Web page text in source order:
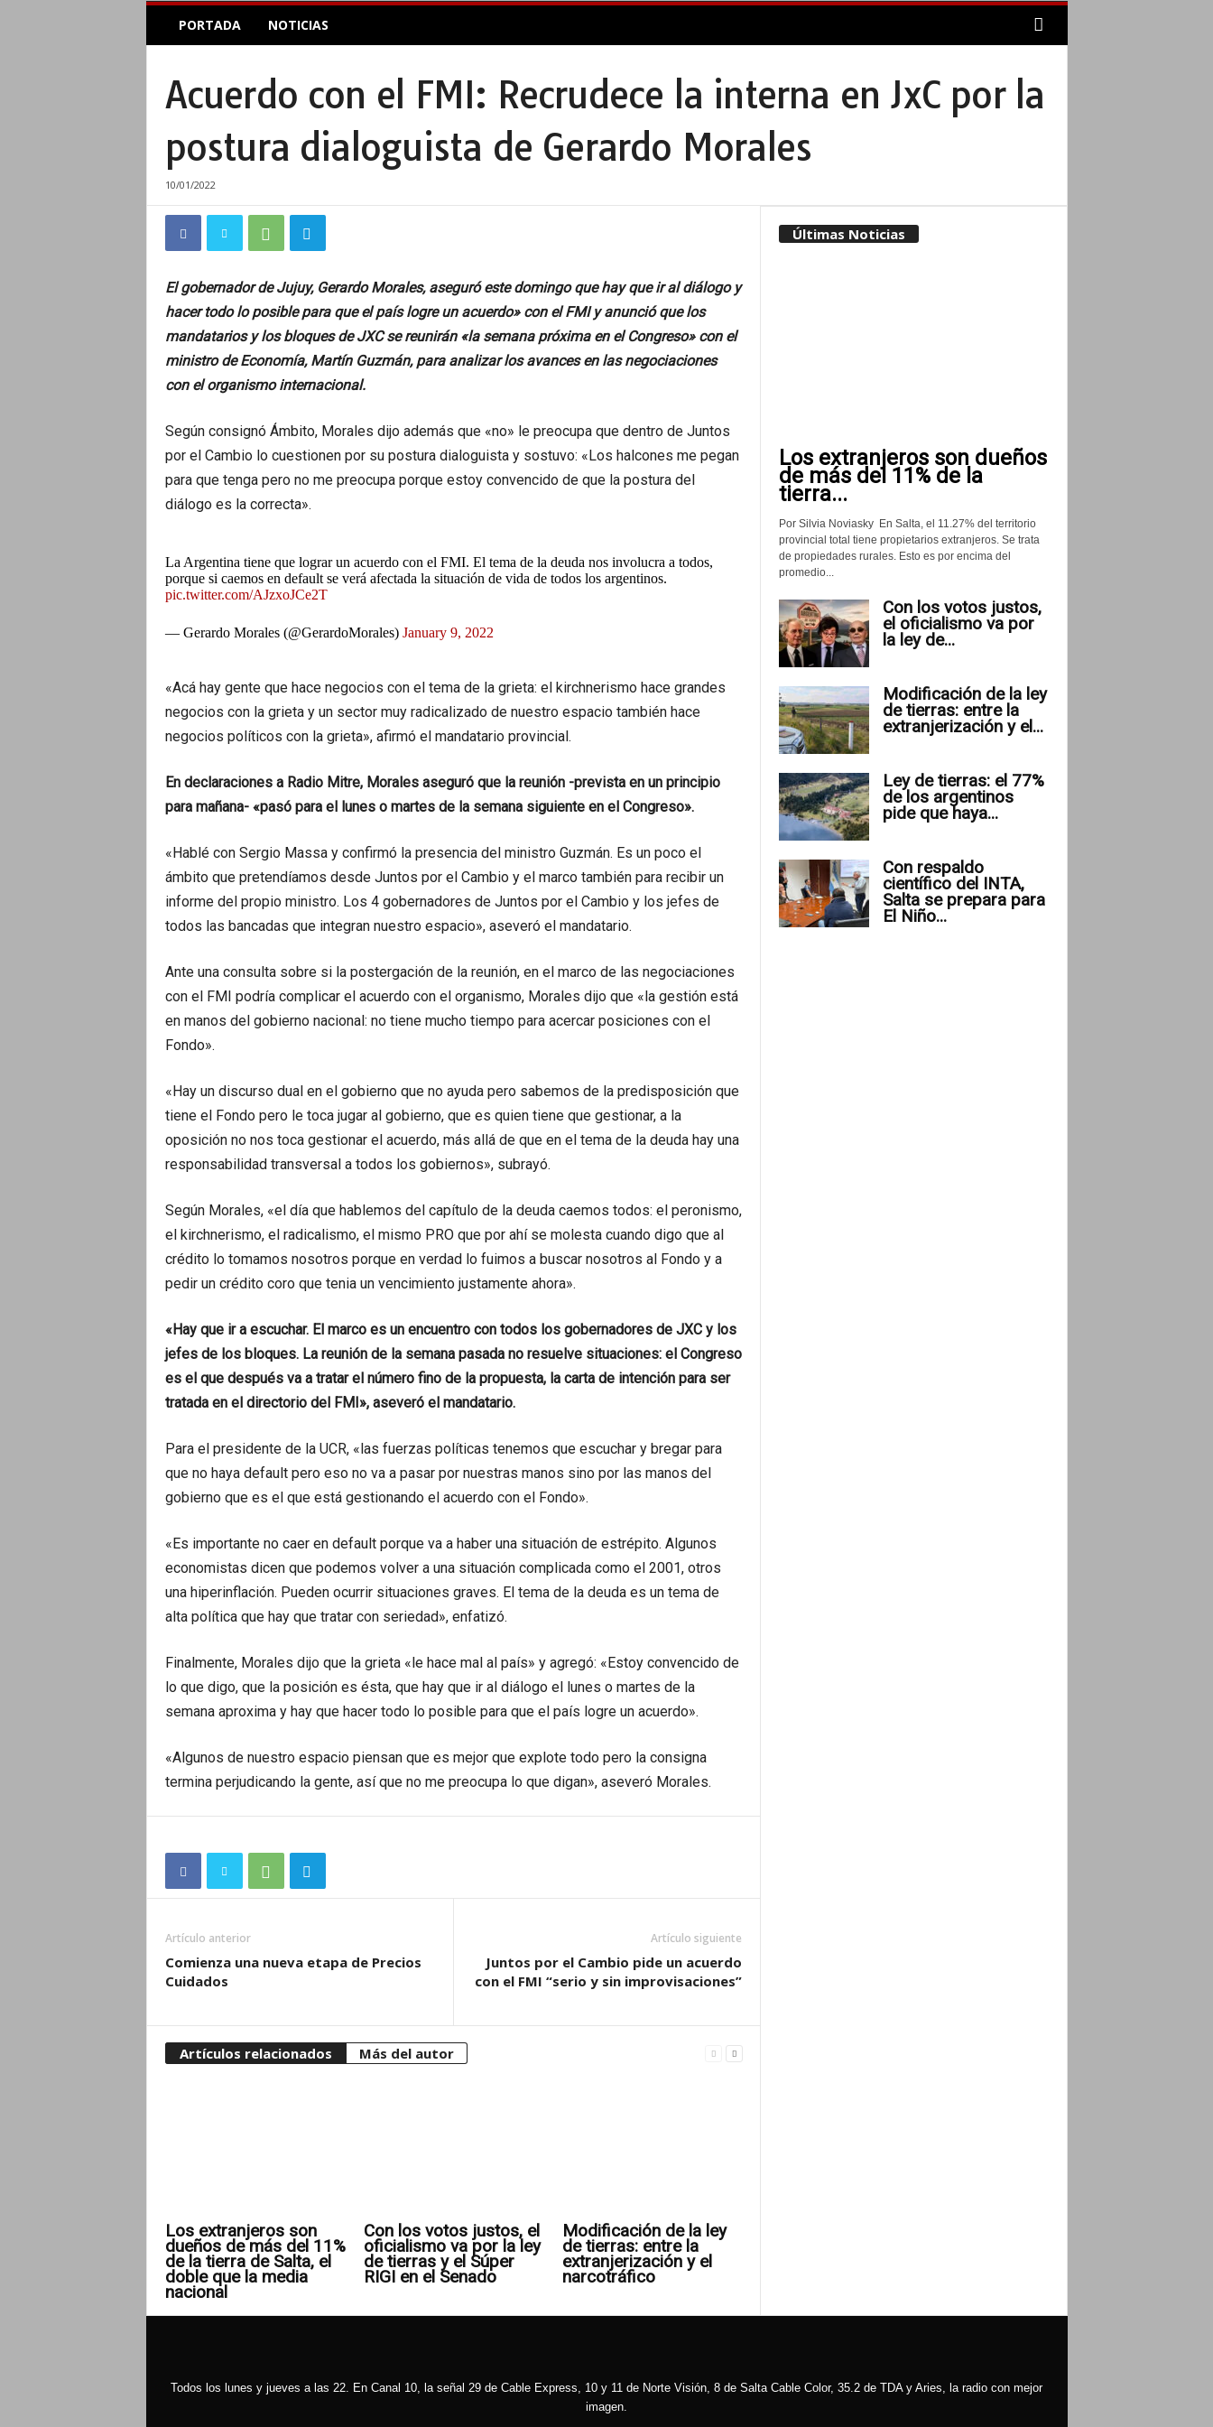
E
A
PORTADA NOTICIAS
Acuerdo con el FMI: Recrudece la interna en JxC por la
postura dialoguista de Gerardo Morales
10/01/2022
El gobernador de Jujuy, Gerardo Morales, aseguró este domingo que hay que ir al diálogo y
hacer todo lo posible para que el país logre un acuerdo» con el FMI y anunció que los
mandatarios y los bloques de JXC se reunirán «la semana próxima en el Congreso» con el
ministro de Economía, Martín Guzmán, para analizar los avances en las negociaciones
con el organismo internacional.
Según consignó Ámbito, Morales dijo además que «no» le preocupa que dentro de Juntos
por el Cambio lo cuestionen por su postura dialoguista y sostuvo: «Los halcones me pegan
para que tenga pero no me preocupa porque estoy convencido de que la postura del
diálogo es la correcta».
La Argentina tiene que lograr un acuerdo con el FMI. El tema de la deuda nos involucra a todos,
porque si caemos en default se verá afectada la situación de vida de todos los argentinos.
pic.twitter.com/AJzxoJCe2T
— Gerardo Morales (@GerardoMorales) January 9, 2022
«Acá hay gente que hace negocios con el tema de la grieta: el kirchnerismo hace grandes
negocios con la grieta y un sector muy radicalizado de nuestro espacio también hace
negocios políticos con la grieta», afirmó el mandatario provincial.
En declaraciones a Radio Mitre, Morales aseguró que la reunión -prevista en un principio
para mañana- «pasó para el lunes o martes de la semana siguiente en el Congreso».
«Hablé con Sergio Massa y confirmó la presencia del ministro Guzmán. Es un poco el
ámbito que pretendíamos desde Juntos por el Cambio y el marco también para recibir un
informe del propio ministro. Los 4 gobernadores de Juntos por el Cambio y los jefes de
todos las bancadas que integran nuestro espacio», aseveró el mandatario.
Ante una consulta sobre si la postergación de la reunión, en el marco de las negociaciones
con el FMI podría complicar el acuerdo con el organismo, Morales dijo que «la gestión está
en manos del gobierno nacional: no tiene mucho tiempo para acercar posiciones con el
Fondo».
«Hay un discurso dual en el gobierno que no ayuda pero sabemos de la predisposición que
tiene el Fondo pero le toca jugar al gobierno, que es quien tiene que gestionar, a la
oposición no nos toca gestionar el acuerdo, más allá de que en el tema de la deuda hay una
responsabilidad transversal a todos los gobiernos»,subrayó.
Según Morales, «el día que hablemos del capítulo de la deuda caemos todos: el peronismo,
el kirchnerismo, el radicalismo, el mismo PRO que por ahí se molesta cuando digo que al
crédito lo tomamos nosotros porque en verdad lo fuimos a buscar nosotros al Fondo y a
pedir un crédito coro que tenia un vencimiento justamente ahora».
«Hay que ir a escuchar. El marco es un encuentro con todos los gobernadores de JXC y los
jefes de los bloques. La reunión de la semana pasada no resuelve situaciones: el Congreso
es el que después va a tratar el número fino de la propuesta, la carta de intención para ser
tratada en el directorio del FMI», aseveró el mandatario.
Para el presidente de la UCR, «las fuerzas políticas tenemos que escuchar y bregar para
que no haya default pero eso no va a pasar por nuestras manos sino por las manos del
gobierno que es el que está gestionando el acuerdo con el Fondo».
«Es importante no caer en default porque va a haber una situación de estrépito. Algunos
economistas dicen que podemos volver a una situación complicada como el 2001, otros
una hiperinflación. Pueden ocurrir situaciones graves. El tema de la deuda es un tema de
alta política que hay que tratar con seriedad», enfatizó.
Finalmente, Morales dijo que la grieta «le hace mal al país» y agregó: «Estoy convencido de
lo que digo, que la posición es ésta, que hay que ir al diálogo el lunes o martes de la
semana aproxima y hay que hacer todo lo posible para que el país logre un acuerdo».
«Algunos de nuestro espacio piensan que es mejor que explote todo pero la consigna
termina perjudicando la gente, así que no me preocupa lo que digan», aseveró Morales.
Artículo anterior
Comienza una nueva etapa de Precios
Cuidados
Artículo siguiente
Juntos por el Cambio pide un acuerdo
con el FMI “serio y sin improvisaciones”
Artículos relacionados Más del autor
Los extranjeros son
dueños de más del 11%
de la tierra de Salta, el
doble que la media
nacional
Con los votos justos, el
oficialismo va por la ley
de tierras y el Súper
RIGI en el Senado
Modificación de la ley
de tierras: entre la
extranjerización y el
narcotráfico
Últimas Noticias
Los extranjeros son dueños
de más del 11% de la
tierra...
Por Silvia Noviasky En Salta, el 11.27% del territorio
provincial total tiene propietarios extranjeros. Se trata
de propiedades rurales. Esto es por encima del
promedio...
Con los votos justos,
el oficialismo va por
la ley de...
Modificación de la ley
de tierras: entre la
extranjerización y el...
Ley de tierras: el 77%
de los argentinos
pide que haya...
Con respaldo
científico del INTA,
Salta se prepara para
El Niño...
Todos los lunes y jueves a las 22. En Canal 10, la señal 29 de Cable Express, 10 y 11 de Norte Visión, 8 de Salta Cable Color, 35.2 de TDA y Aries, la radio con mejor
imagen.